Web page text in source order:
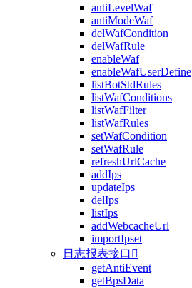
antiLevelWaf
antiModeWaf
delWafCondition
delWafRule
enableWaf
enableWafUserDefine
listBotStdRules
listWafConditions
listWafFilter
listWafRules
setWafCondition
setWafRule
refreshUrlCache
addIps
updateIps
delIps
listIps
addWebcacheUrl
importIpset
日志报表接口 
getAntiEvent
getBpsData